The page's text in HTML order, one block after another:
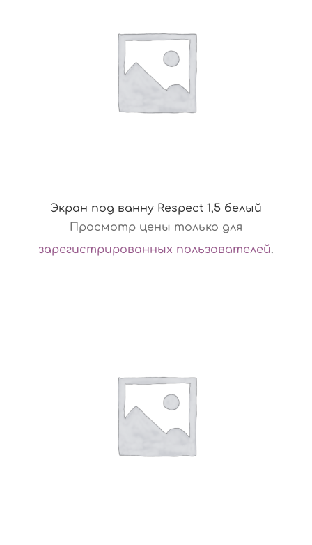
Экран под ванну Respect 1,5 белый
Просмотр цены только для
зарегистрированных пользователей.